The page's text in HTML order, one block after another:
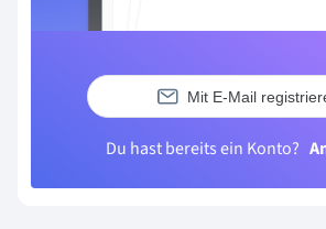
Mit E-Mail
Du hast bereits ein Konto?